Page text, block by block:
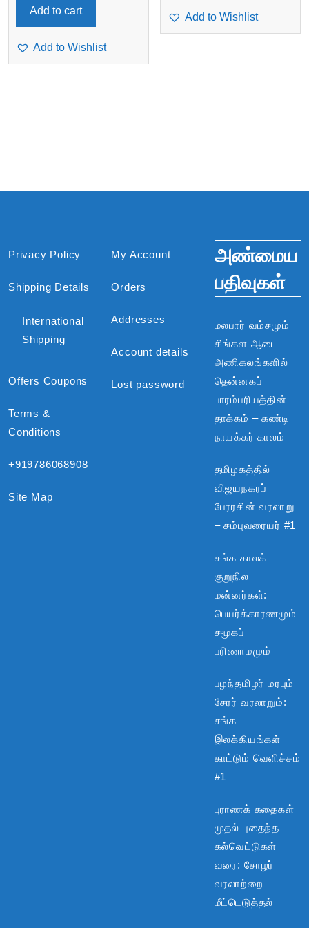
was:
₹1,675.
is:
₹1,550.
Add to cart
Add to Wishlist
Add to Wishlist
Privacy Policy
Shipping Details
International
Shipping
Offers Coupons
Terms &
Conditions
+919786068908
Site Map
My Account
Orders
Addresses
Account details
Lost password
அண்மைய
பதிவுகள்
மலபார் வம்சமும்
சிங்கள ஆடை
அணிகலங்களில்
தென்னகப்
பாரம்பரியத்தின்
தாக்கம் – கண்டி
நாயக்கர் காலம்
தமிழகத்தில்
விஜயநகரப்
பேரரசின் வரலாறு
– சம்புவரையர் #1
சங்க காலக்
குறுநில
மன்னர்கள்:
பெயர்க்காரணமும்
சமூகப்
பரிணாமமும்
பழந்தமிழர் மரபும்
சேரர் வரலாறும்:
சங்க
இலக்கியங்கள்
காட்டும் வெளிச்சம்
#1
புராணக் கதைகள்
முதல் புதைந்த
கல்வெட்டுகள்
வரை: சோழர்
வரலாற்றை
மீட்டெடுத்தல்